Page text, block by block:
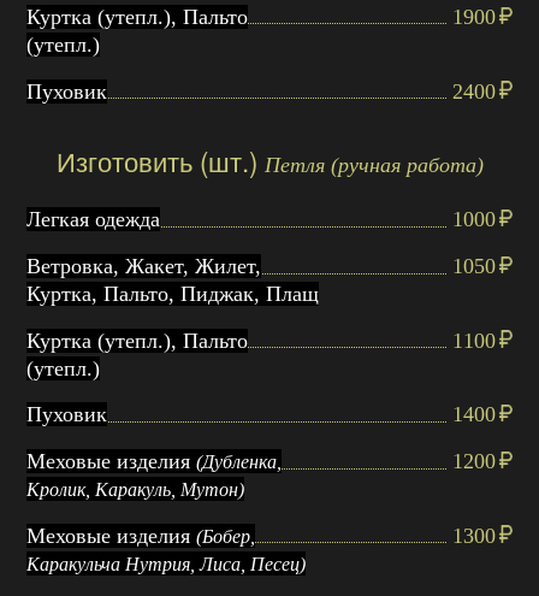
Куртка (утепл.), Пальто
(утепл.)
1900
Пуховик 2400
Изготовить (шт.) Петля (ручная работа)
Легкая одежда
1000
Ветровка, Жакет, Жилет,
Куртка, Пальто, Пиджак, Плащ
1050
Куртка (утепл.), Пальто
(утепл.)
1100
Пуховик
1400
Меховые изделия(Дубленка,
Кролик, Каракуль, Мутон)
1200
Меховые изделия(Бобер,
Каракульча Нутрия, Лиса, Песец)
1300